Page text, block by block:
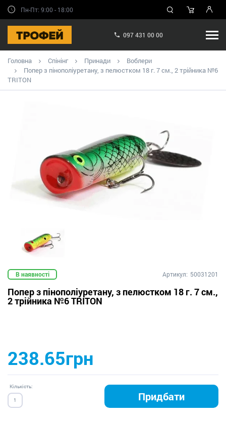
Пн-Пт: 9:00 - 18:00
097 431 00 00
Головна Спінінг Принади
Воблери
Попер з пінополіуретану, з пелюстком 18 г. 7 см., 2 трійника №6
TRITON
В наявності Артикул: 50031201
Попер з пінополіуретану, з пелюстком 18 г. 7 см.,
2 трійника №6 TRITON
238.65грн
Кількість:
Придбати